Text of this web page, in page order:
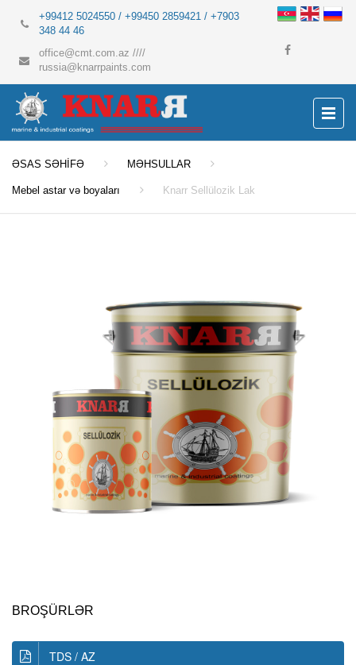
+99412 5024550 / +99450 2859421 / +7903
348 44 46
office@cmt.com.az ////
russia@knarrpaints.com
ƏSAS SƏHİFƏ MƏHSULLAR
Mebel astar və boyaları Knarr Sellülozik Lak
BROŞÜRLƏR
TDS / AZ